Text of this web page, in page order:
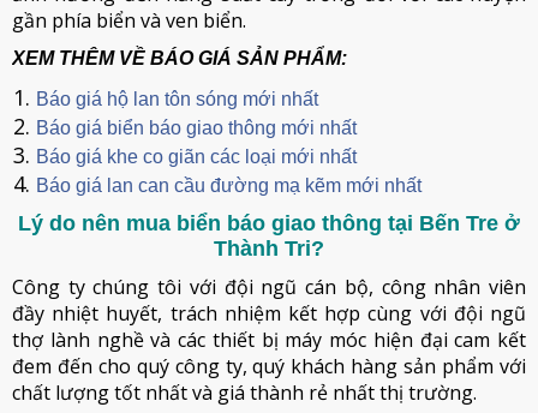
gần phía biển và ven biển.
XEM THÊM VỀ BÁO GIÁ SẢN PHẨM:
Báo giá hộ lan tôn sóng mới nhất
Báo giá biển báo giao thông mới nhất
Báo giá khe co giãn các loại mới nhất
Báo giá lan can cầu đường mạ kẽm mới nhất
Lý do nên mua biển báo giao thông tại Bến Tre ở
Thành Tri?
Công ty chúng tôi với đội ngũ cán bộ, công nhân viên
đầy nhiệt huyết, trách nhiệm kết hợp cùng với đội ngũ
thợ lành nghề và các thiết bị máy móc hiện đại cam kết
đem đến cho quý công ty, quý khách hàng sản phẩm với
chất lượng tốt nhất và giá thành rẻ nhất thị trường.